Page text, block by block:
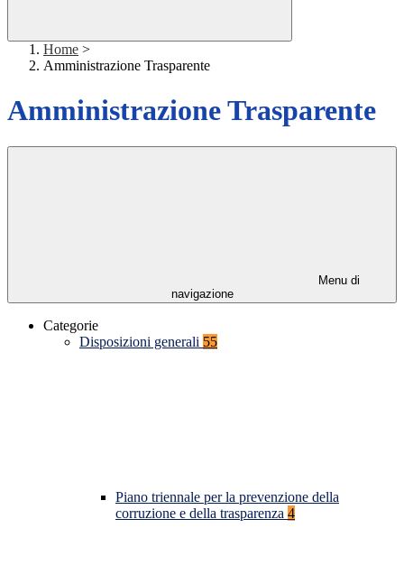
Home >
Amministrazione Trasparente
Amministrazione Trasparente
Menu di
navigazione
Categorie
Disposizioni generali 55
Piano triennale per la prevenzione della
corruzione e della trasparenza 4